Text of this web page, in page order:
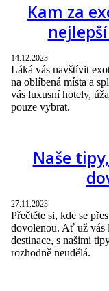
Kam za
14.12.2023
Láká vás navštívit
na oblíbená místa a
vás luxusní hotely,
pouze vybrat.
Naše
27.11.2023
Přečtěte si, kde se
dovolenou. Ať už vás
destinace, s našimi
rozhodně neudělá.